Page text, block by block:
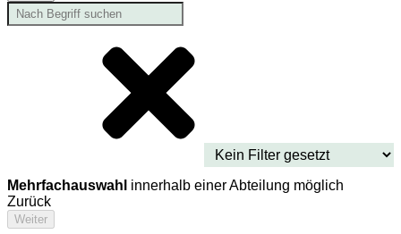
Mehrfachauswahl innerhalb einer Abteilung möglich
Zurück
Weiter